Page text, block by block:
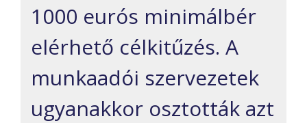
1000 eurós minimálbér
elérhető célkitűzés. A
munkaadói szervezetek
ugyanakkor osztották azt